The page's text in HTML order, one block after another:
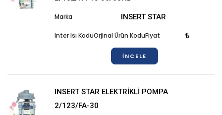
INSERT STAR
₺
İNCELE
INSERT STAR ELEKTRİKLİ POMPA
2/123/FA-30